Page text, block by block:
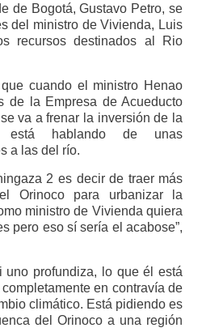
de Bogotá, Gustavo Petro, se
del ministro de Vivienda, Luis
recursos destinados al Rio
cuando el ministro Henao
de la Empresa de Acueducto
va a frenar la inversión de la
está hablando de unas
a las del río.
2 es decir de traer más
Orinoco para urbanizar la
ministro de Vivienda quiera
pero eso sí sería el acabose”,
uno profundiza, lo que él está
en contravía de
climático. Está pidiendo es
del Orinoco a una región